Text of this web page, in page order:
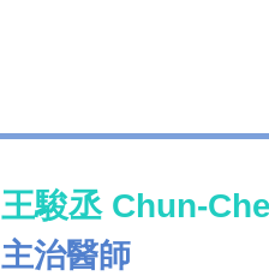
王駿丞 Chun-
主治醫師